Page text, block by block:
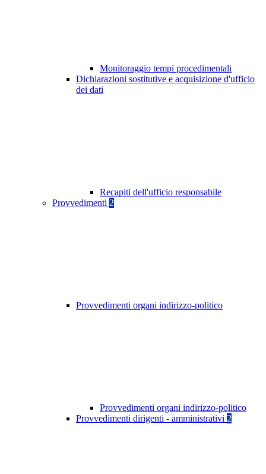
Monitoraggio tempi procedimentali
Dichiarazioni sostitutive e acquisizione d'ufficio
dei dati
Recapiti dell'ufficio responsabile
Provvedimenti 2
Provvedimenti organi indirizzo-politico
Provvedimenti organi indirizzo-politico
Provvedimenti dirigenti - amministrativi 2